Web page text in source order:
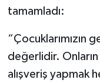
tamamladı:
“Çocuklarımızın
değerlidir.
alışveriş yapmak